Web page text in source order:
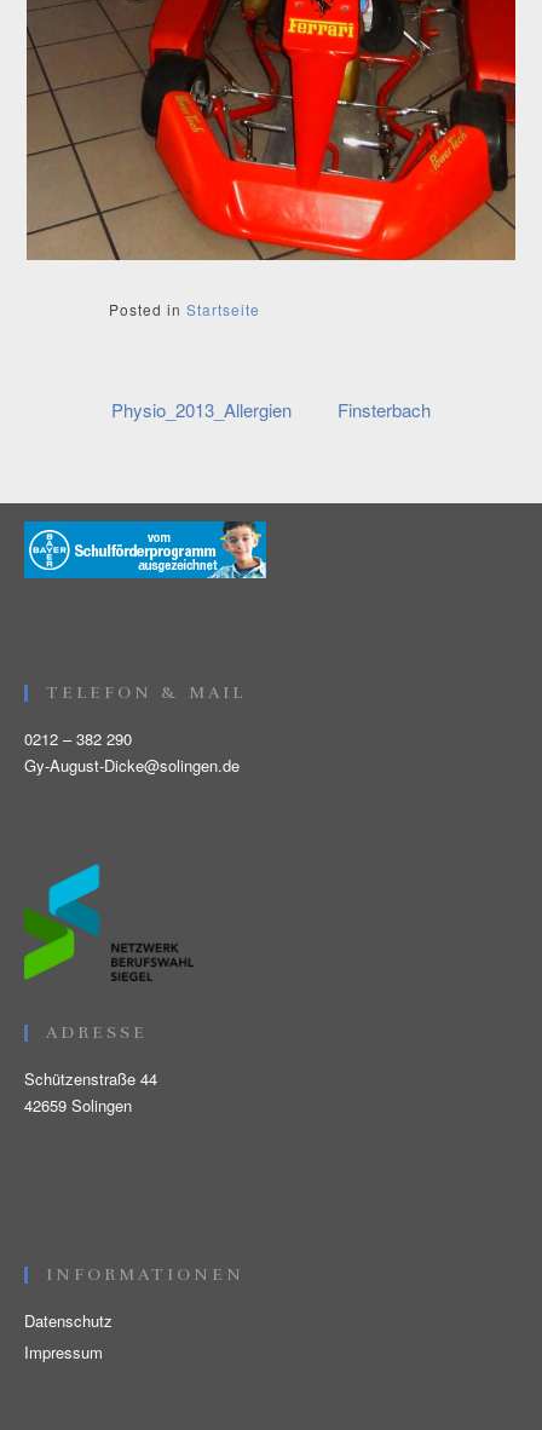
Posted in Startseite
Beitragsnavigation
Physio_2013_Allergien Finsterbach
TELEFON & MAIL
0212 – 382 290
Gy-August-Dicke@solingen.de
ADRESSE
Schützenstraße 44
42659 Solingen
INFORMATIONEN
Datenschutz
Impressum